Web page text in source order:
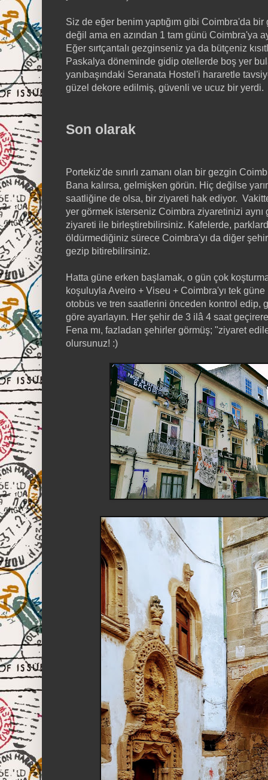
Siz de eğer benim yaptığım gibi Coimbra'da
değil ama en azından 1 tam günü Coimbra'ya
Eğer sırtçantalı gezginseniz ya da bütçeniz
Paskalya döneminde gidip otellerde boş yer
yanıbaşındaki Seranata Hostel'i hararetle
güzel dekore edilmiş, güvenli ve ucuz bir yerdi.
Son olarak
Portekiz'de sınırlı zamanı olan bir gezgin
Bana kalırsa, gelmişken görün. Hiç değilse
saatliğine de olsa, bir ziyareti hak ediyor.
yer görmek isterseniz Coimbra ziyaretinizi
ziyareti ile birleştirebilirsiniz. Kafelerde,
öldürmediğiniz sürece Coimbra'yı da diğer
gezip bitirebilirsiniz.
Hatta güne erken başlamak, o gün çok
koşuluyla Aveiro + Viseu + Coimbra'yı tek güne
otobüs ve tren saatlerini önceden kontrol edip,
göre ayarlayın. Her şehir de 3 ilâ 4 saat
Fena mı, fazladan şehirler görmüş; "ziyaret
olursunuz! :)